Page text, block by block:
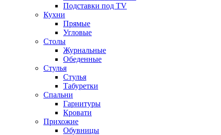
Подставки под TV
Кухни
Прямые
Угловые
Столы
Журнальные
Обеденные
Стулья
Стулья
Табуретки
Спальни
Гарнитуры
Кровати
Прихожие
Обувницы